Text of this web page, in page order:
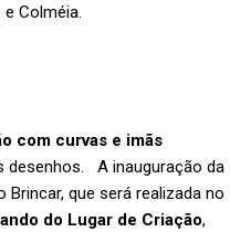
Colméia.
com curvas e imãs
desenhos. A inauguração da
que será realizada no
do Lugar de Criação,